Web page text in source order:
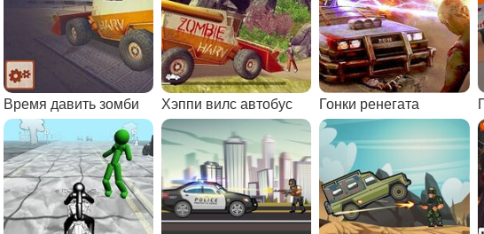
Время давить зомби Хэппи вилс автобус Гонки ренегата